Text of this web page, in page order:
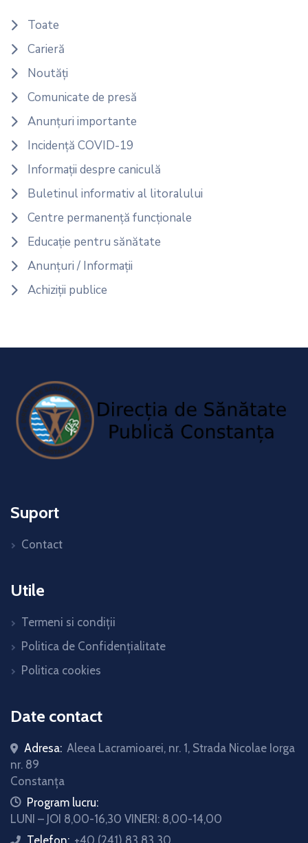
Toate
Carieră
Noutăți
Comunicate de presă
Anunțuri importante
Incidență COVID-19
Informații despre caniculă
Buletinul informativ al litoralului
Centre permanență funcționale
Educație pentru sănătate
Anunțuri / Informații
Achiziții publice
Suport
Contact
Utile
Termeni si condiții
Politica de Confidențialitate
Politica cookies
Date contact
Adresa: Aleea Lacramioarei, nr. 1, Strada Nicolae Iorga
nr. 89
Constanța
iconProgram lucru:
LUNI – JOI 8,00-16,30 VINERI: 8,00-14,00
icon
Telefon: +40 (241) 83 83 30